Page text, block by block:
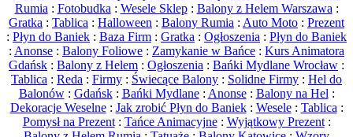
Rumia : Fotobudka : Wesele Sklep: Balony z Helem Warszawa :
Gratka : Tablica : Halloween : Balony Rumia : Auto Moto : Prezent
: Płyn do Baniek : Baza Firm : Gratka : Ogłoszenia : Płyn do Baniek
: Anonse : Balony Foliowe : Zamykanie w Bańce : Kurs Animatora
Gdańsk : Balony z Helem : Ogłoszenia : Bańki Mydlane Wrocław :
Tablica : Reda : Firmy : Świecące Balony : Solidne Firmy : Hel do
Balonów: Gdańsk: Bańki Mydlane: Anonse: Balony na Hel :
Dekoracje Weselne: Jak zrobić Płyn do Baniek: Wesele: Tablica :
Pomysł na Prezent: Tańce Animacyjne: Wyjątkowy Prezent: